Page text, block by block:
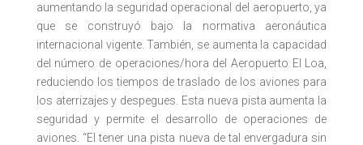
aumentando la seguridad operacional del aeropuerto, ya
que se construyó bajo la normativa aeronáutica
internacional vigente. También, se aumenta la capacidad
del número de operaciones/hora del Aeropuerto El Loa,
reduciendo los tiempos de traslado de los aviones para
los aterrizajes y despegues. Esta nueva pista aumenta la
seguridad y permite el desarrollo de operaciones de
aviones. “El tener una pista nueva de tal envergadura sin